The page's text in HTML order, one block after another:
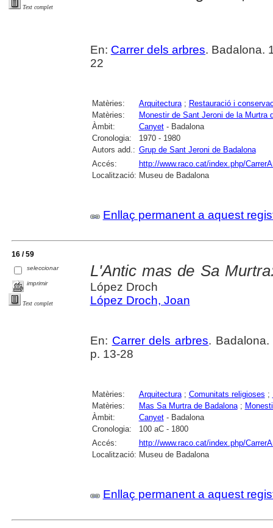
Text complet
En: Carrer dels arbres. Badalona.
22
Matèries: Arquitectura; Restauració i
Matèries:
Monestir de Sant Jeroni de la Murtra
Àmbit:
Canyet- Badalona
Cronologia:
1970 - 1980
Autors add.: Grup de Sant Jeroni de Badalona
Accés:
http://www.raco.cat/index.php/
Localització: Museu de Badalona
Enllaç permanent a aquest
16 / 59
seleccionar
imprimir
Text complet
L'Antic mas de Sa
López Droch
López Droch, Joan
En: Carrer dels arbres.
p. 13-28
Matèries: Arquitectura; Comunitats religioses ;
Matèries:
Mas Sa Murtra de Badalona;
Àmbit:
Canyet- Badalona
Cronologia:
100 aC - 1800
Accés:
http://www.raco.cat/index.php/
Localització: Museu de Badalona
Enllaç permanent a aquest